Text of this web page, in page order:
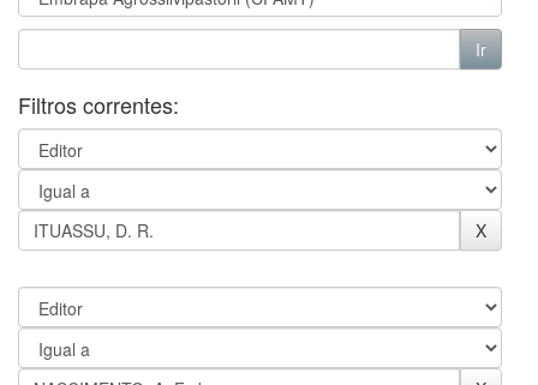
Filtros correntes: